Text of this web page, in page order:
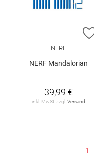
NERF
NERF Mandalorian
39,99 €
inkl. MwSt. zzgl. Versand
Du
1